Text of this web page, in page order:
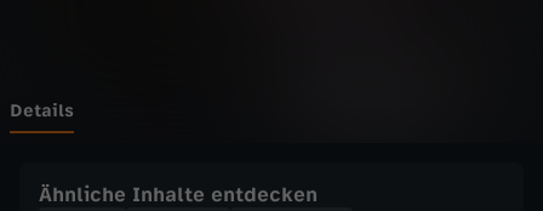
t
Details
Ähnliche Inhalte entdecken